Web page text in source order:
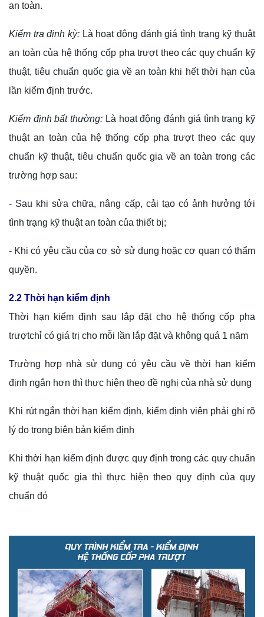
an toàn.
Kiểm tra định kỳ: Là hoạt động đánh giá tình trạng kỹ thuật
an toàn của hệ thống cốp pha trượt theo các quy chuẩn kỹ
thuật, tiêu chuẩn quốc gia về an toàn khi hết thời hạn của
lần kiểm định trước.
Kiểm định bất thường: Là hoạt động đánh giá tình trạng kỹ
thuật an toàn của hệ thống cốp pha trượt theo các quy
chuẩn kỹ thuật, tiêu chuẩn quốc gia về an toàn trong các
trường hợp sau:
- Sau khi sửa chữa, nâng cấp, cải tạo có ảnh hưởng tới
tình trạng kỹ thuật an toàn của thiết bị;
- Khi có yêu cầu của cơ sở sử dụng hoặc cơ quan có thẩm
quyền.
2.2 Thời hạn kiểm định
Thời hạn kiểm định sau lắp đặt cho hệ thống cốp pha
trượtchỉ có giá trị cho mỗi lần lắp đặt và không quá 1 năm
Trường hợp nhà sử dụng có yêu cầu về thời hạn kiểm
định ngắn hơn thì thực hiện theo đề nghị của nhà sử dụng
Khi rút ngắn thời hạn kiểm định, kiểm định viên phải ghi rõ
lý do trong biên bản kiểm định
Khi thời hạn kiểm định được quy định trong các quy chuẩn
kỹ thuật quốc gia thì thực hiện theo quy định của quy
chuẩn đó